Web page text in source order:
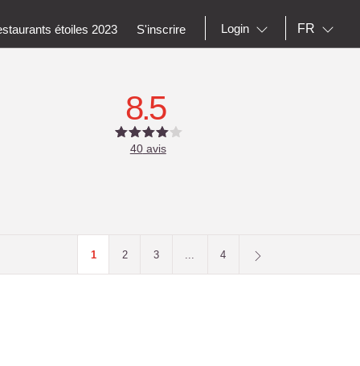
étoiles 2023 S'inscrire Login FR
8.5
40avis
1 2 3 ... 4